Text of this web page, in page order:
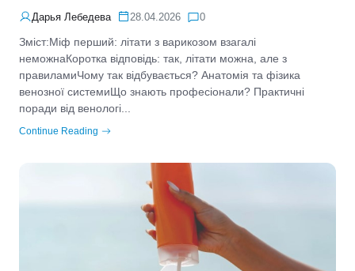
Дарья Лебедева 28.04.2026 0
Зміст:Міф перший: літати з варикозом взагалі
неможнаКоротка відповідь: так, літати можна, але з
правиламиЧому так відбувається? Анатомія та фізика
венозної системиЩо знають професіонали? Практичні
поради від венологі...
Continue Reading